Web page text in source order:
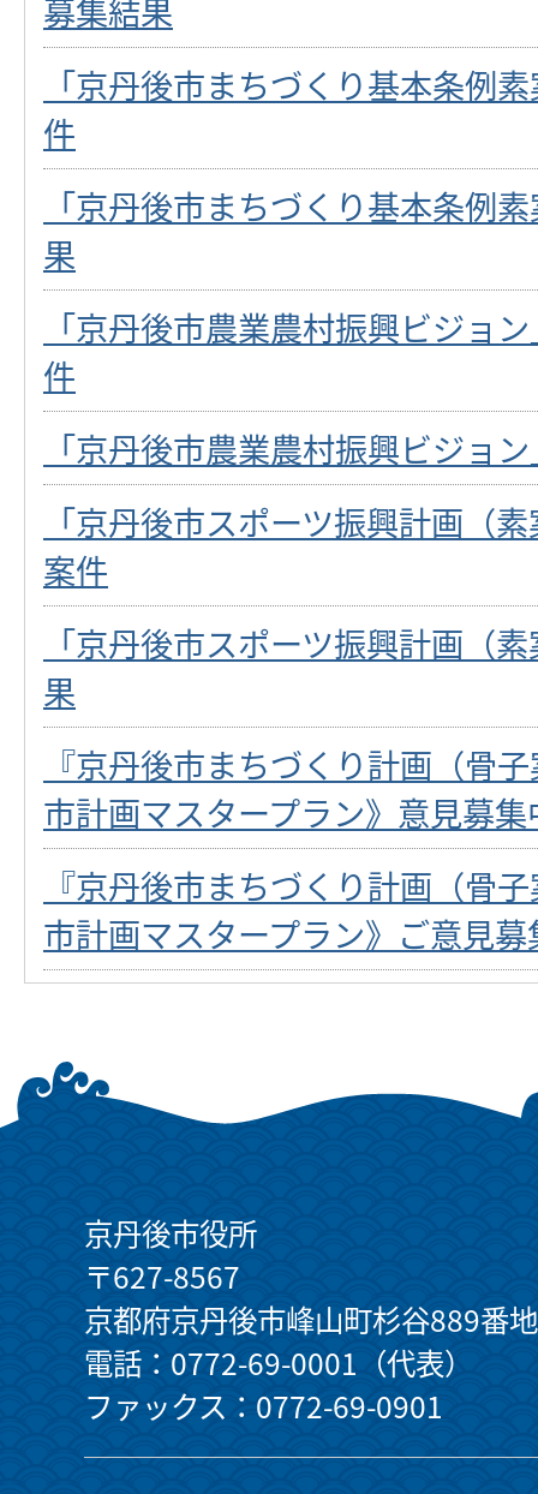
募集結果
「京丹後市まちづくり基本条例
件
「京丹後市まちづくり基本条例
果
「京丹後市農業農村振興ビジョ
件
「京丹後市農業農村振興ビジョ
「京丹後市スポーツ振興計画（
案件
「京丹後市スポーツ振興計画（
果
『京丹後市まちづくり計画（骨
市計画マスタープラン》意見募
『京丹後市まちづくり計画（骨
市計画マスタープラン》ご意見
京丹後市役所
〒627-8567
京都府京丹後市峰山町杉谷889番地
電話：0772-69-0001（代表）
ファックス：0772-69-0901